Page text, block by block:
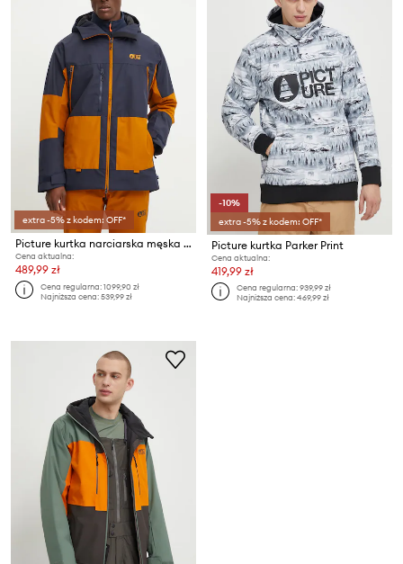
extra -5% z kodem: OFF*
Picture kurtka narciarska męska Jomoh
Cena aktualna:
489,99 zł
Cena regularna:1099,90 zł
Najniższa cena:539,99 zł
-10%
extra -5% z kodem: OFF*
Picture kurtka Parker Print
Cena aktualna:
419,99 zł
Cena regularna:939,99 zł
Najniższa cena:469,99 zł